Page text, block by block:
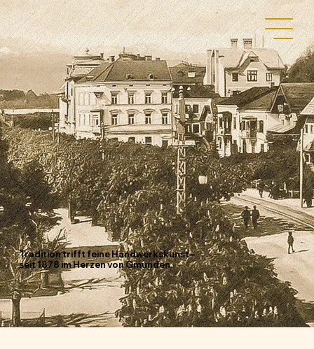
Tradition trifft feine Handwerkskunst –
seit 1878 im Herzen von Gmunden.